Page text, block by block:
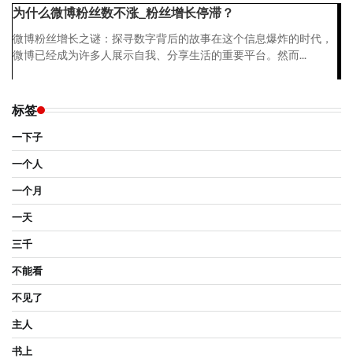
为什么微博粉丝数不涨_粉丝增长停滞？
微博粉丝增长之谜：探寻数字背后的故事在这个信息爆炸的时代，
微博已经成为许多人展示自我、分享生活的重要平台。然而...
标签
一下子
一个人
一个月
一天
三千
不能看
不见了
主人
书上